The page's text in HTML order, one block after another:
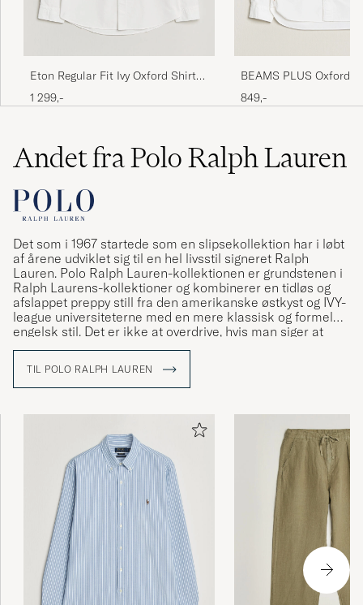
Eton Regular Fit Ivy Oxford Shirt
White
1 299,-
BEAMS PLUS Oxford
Down Shirt White
849,-
Andet fra Polo Ralph Lauren
Det som i 1967 startede som en slipsekollektion har i løbt
af årene udviklet sig til en hel livsstil signeret Ralph
Lauren. Polo Ralph Lauren-kollektionen er grundstenen i
Ralph Laurens-kollektioner og kombinerer en tidløs og
afslappet preppy still fra den amerikanske østkyst og IVY-
league universiteterne med en mere klassisk og formel
engelsk stil. Det er ikke at overdrive, hvis man siger at
Ralph Lauren har været med til at definere den
TIL POLO RALPH LAUREN